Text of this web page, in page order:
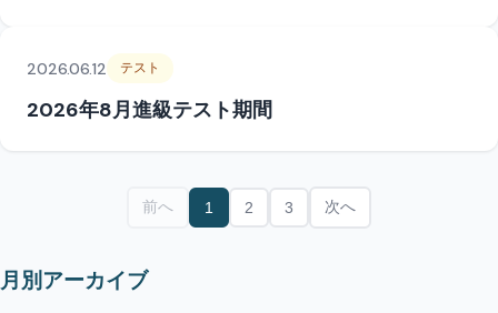
2026.06.12 テスト
2026年8月進級テスト期間
前へ 1 2 3 次へ
月別アーカイブ